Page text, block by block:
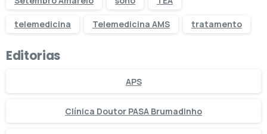
telemedicina Telemedicina AMS tratamento
Editorias
APS
Clínica Doutor PASA Brumadinho